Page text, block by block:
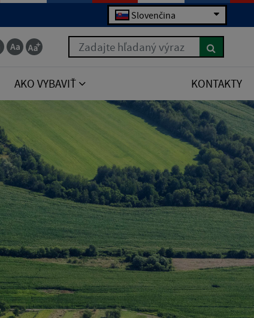
Slovenčina
Zadajte hľadaný výraz
AKO VYBAVIŤ KONTAKTY